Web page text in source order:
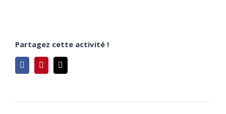
Partagez cette activité !
FacebookPinterest